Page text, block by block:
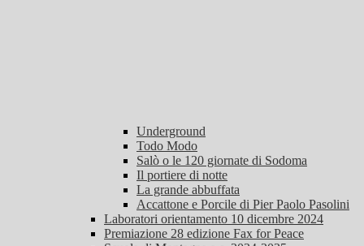
Underground
Todo Modo
Salò o le 120 giornate di Sodoma
Il portiere di notte
La grande abbuffata
Accattone e Porcile di Pier Paolo Pasolini
Laboratori orientamento 10 dicembre 2024
Premiazione 28 edizione Fax for Peace